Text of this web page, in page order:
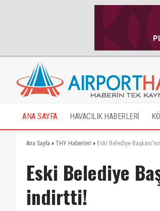
ANA SAYFA HAVACILIK HABERLERİ
Ana Sayfa » THY Haberleri » Eski Belediye
Eski Belediye
indirtti!